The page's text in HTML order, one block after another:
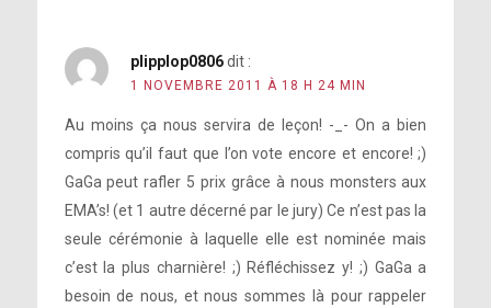
plipplop0806 dit :
1 NOVEMBRE 2011 À 18 H 24 MIN
Au moins ça nous servira de leçon! -_- On a bien
compris qu’il faut que l’on vote encore et encore! ;)
GaGa peut rafler 5 prix grâce à nous monsters aux
EMA’s! (et 1 autre décerné par le jury) Ce n’est pas la
seule cérémonie à laquelle elle est nominée mais
c’est la plus charnière! ;) Réfléchissez y! ;) GaGa a
besoin de nous, et nous sommes là pour rappeler